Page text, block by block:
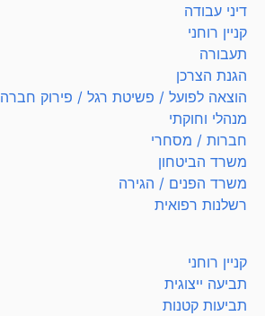
דיני עבודה
קניין רוחני
תעבורה
הגנת הצרכן
הוצאה לפועל / פשיטת רגל / פירוק חברה
מנהלי וחוקתי
חברות / מסחרי
משרד הביטחון
משרד הפנים / הגירה
רשלנות רפואית
קניין רוחני
תביעה ייצוגית
תביעות קטנות